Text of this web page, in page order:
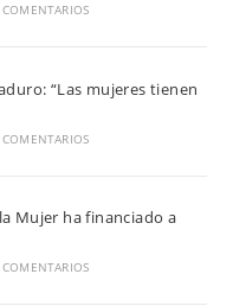
“Las mujeres tienen
Mujer ha financiado a